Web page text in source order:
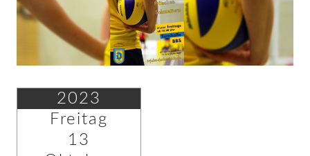
2023
Freitag
13